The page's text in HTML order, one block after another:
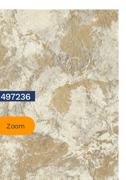
497236
Zoom